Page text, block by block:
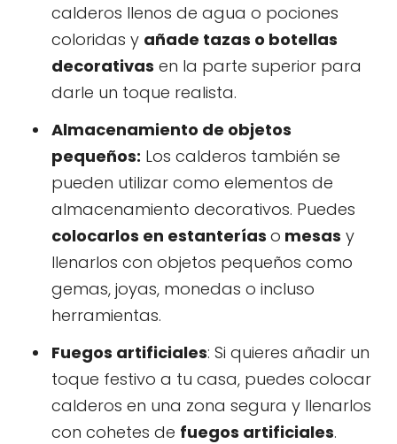
calderos llenos de agua o pociones
coloridas y añade tazas o botellas
decorativas en la parte superior para
darle un toque realista.
Almacenamiento de objetos
pequeños: Los calderos también se
pueden utilizar como elementos de
almacenamiento decorativos. Puedes
colocarlos en estanterías o mesas y
llenarlos con objetos pequeños como
gemas, joyas, monedas o incluso
herramientas.
Fuegos artificiales: Si quieres añadir un
toque festivo a tu casa, puedes colocar
calderos en una zona segura y llenarlos
con cohetes de fuegos artificiales.